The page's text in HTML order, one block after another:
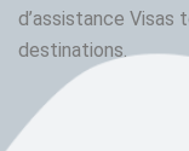
d’assistance Visas
destinations.